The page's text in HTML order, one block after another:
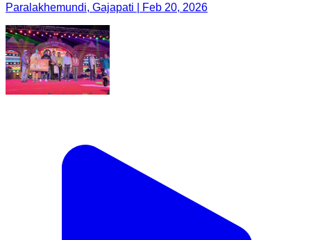
Paralakhemundi, Gajapati | Feb 20, 2026